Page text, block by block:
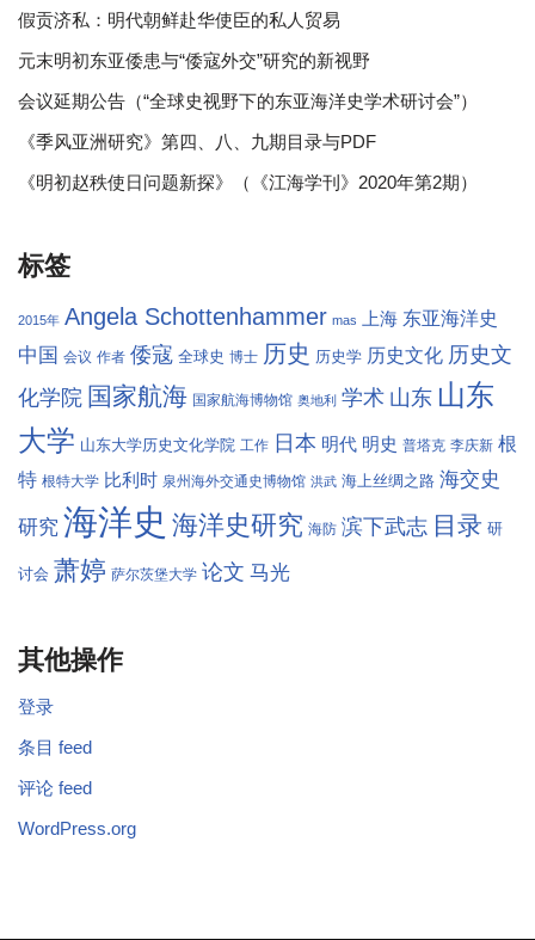
假贡济私：明代朝鲜赴华使臣的私人贸易
元末明初东亚倭患与“倭寇外交”研究的新视野
会议延期公告（“全球史视野下的东亚海洋史学术研讨会”）
《季风亚洲研究》第四、八、九期目录与PDF
《明初赵秩使日问题新探》（《江海学刊》2020年第2期）
标签
2015年 Angela Schottenhammer mas 上海 东亚海洋史
中国 会议 作者 倭寇 全球史 博士 历史 历史学 历史文化 历史文
化学院 国家航海 国家航海博物馆 奥地利 学术 山东 山东
大学 山东大学历史文化学院 工作 日本 明代 明史 普塔克 李庆新 根
特 根特大学 比利时 泉州海外交通史博物馆 洪武 海上丝绸之路 海交史
研究 海洋史 海洋史研究 海防 滨下武志 目录 研
讨会 萧婷 萨尔茨堡大学 论文 马光
其他操作
登录
条目 feed
评论 feed
WordPress.org